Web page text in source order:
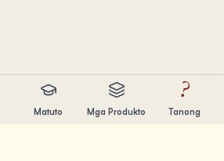
Matuto Mga Produkto
?
Tanong